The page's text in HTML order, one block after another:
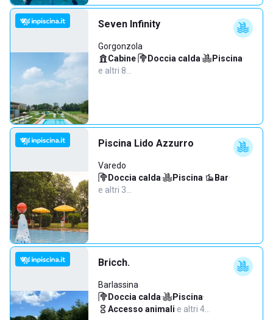
Seven Infinity
Gorgonzola
Cabine· Doccia calda· Piscina·
e altri 8…
Piscina Lido Azzurro
Varedo
Doccia calda· Piscina· Bar·
e altri 3…
Bricch.
Barlassina
Doccia calda· Piscina·
Accesso animali·e altri 4…